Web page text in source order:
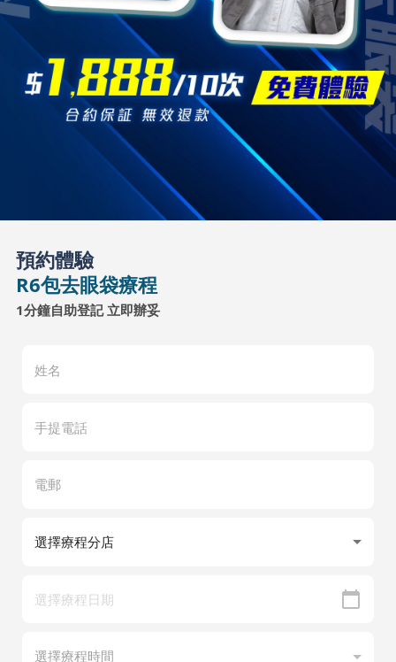
預約體驗
R6包去眼袋療程
1分鐘自助登記 立即辦妥